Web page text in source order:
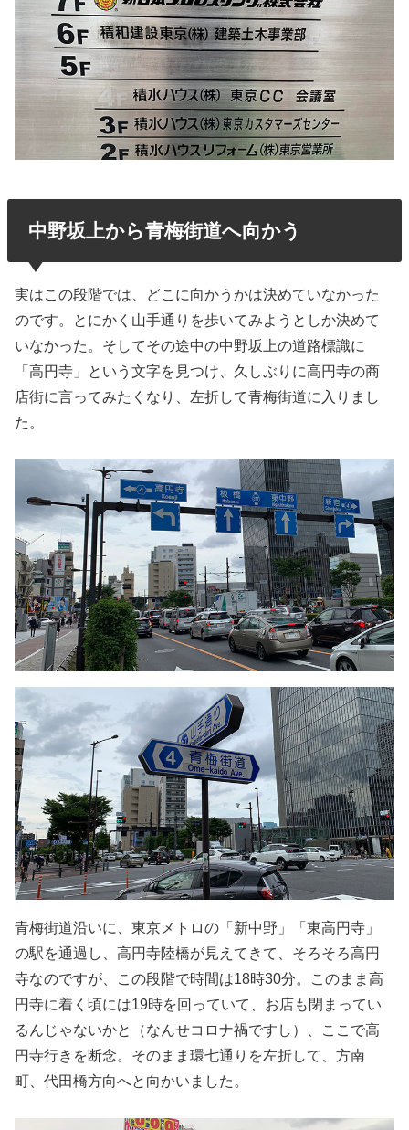
中野坂上から青梅街道へ向かう
実はこの段階では、どこに向かうかは決めていなかった
のです。とにかく山手通りを歩いてみようとしか決めて
いなかった。そしてその途中の中野坂上の道路標識に
「高円寺」という文字を見つけ、久しぶりに高円寺の商
店街に言ってみたくなり、左折して青梅街道に入りまし
た。
青梅街道沿いに、東京メトロの「新中野」「東高円寺」
の駅を通過し、高円寺陸橋が見えてきて、そろそろ高円
寺なのですが、この段階で時間は18時30分。このまま高
円寺に着く頃には19時を回っていて、お店も閉まってい
るんじゃないかと（なんせコロナ禍ですし）、ここで高
円寺行きを断念。そのまま環七通りを左折して、方南
町、代田橋方向へと向かいました。